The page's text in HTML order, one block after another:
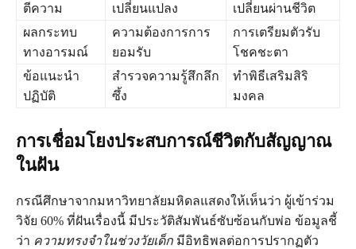
ตีความ
เปลี่ยนแปลง
เปลี่ยนผ่านชีวิต
ผลกระทบ
ทางอารมณ์
ความต้องการการ
ยอมรับ
การเตรียมตัวรับ
โชคชะตา
ข้อแนะนำ
ปฏิบัติ
สำรวจความรู้สึกลึก
ซึ้ง
ทำพิธีเสริมสิริ
มงคล
การเชื่อมโยงประสบการณ์ชีวิตกับสัญญาณ
ในฝัน
กรณีศึกษาจากมหาวิทยาลัยมหิดลแสดงให้เห็นว่า ผู้เข้าร่วม
วิจัย 60% ที่ฝันเรื่องนี้ มีประวัติสัมพันธ์ซับซ้อนกับพ่อ ข้อมูลชี้
ว่า ความทรงจำในช่วงวัยเด็ก มีอิทธิพลต่อการปรากฏตัว